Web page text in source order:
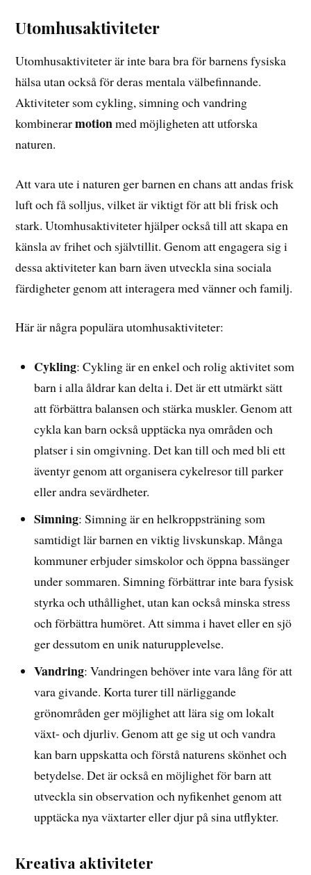
Utomhusaktiviteter
Utomhusaktiviteter är inte bara bra för barnens fysiska
hälsa utan också för deras mentala välbefinnande.
Aktiviteter som cykling, simning och vandring
kombinerarmotionmed möjligheten att utforska
naturen.
Att vara ute i naturen ger barnen en chans att andas frisk
luft och få solljus, vilket är viktigt för att bli frisk och
stark. Utomhusaktiviteter hjälper också till att skapa en
känsla av frihet och självtillit. Genom att engagera sig i
dessa aktiviteter kan barn även utveckla sina sociala
färdigheter genom att interagera med vänner och familj.
Här är några populära utomhusaktiviteter:
Cykling: Cykling är en enkel och rolig aktivitet som
barn i alla åldrar kan delta i. Det är ett utmärkt sätt
att förbättra balansen och stärka muskler. Genom att
cykla kan barn också upptäcka nya områden och
platser i sin omgivning. Det kan till och med bli ett
äventyr genom att organisera cykelresor till parker
eller andra sevärdheter.
Simning: Simning är en helkroppsträning som
samtidigt lär barnen en viktig livskunskap. Många
kommuner erbjuder simskolor och öppna bassänger
under sommaren. Simning förbättrar inte bara fysisk
styrka och uthållighet, utan kan också minska stress
och förbättra humöret. Att simma i havet eller en sjö
ger dessutom en unik naturupplevelse.
Vandring: Vandringen behöver inte vara lång för att
vara givande. Korta turer till närliggande
grönområden ger möjlighet att lära sig om lokalt
växt- och djurliv. Genom att ge sig ut och vandra
kan barn uppskatta och förstå naturens skönhet och
betydelse. Det är också en möjlighet för barn att
utveckla sin observation och nyfikenhet genom att
upptäcka nya växtarter eller djur på sina utflykter.
Kreativa aktiviteter